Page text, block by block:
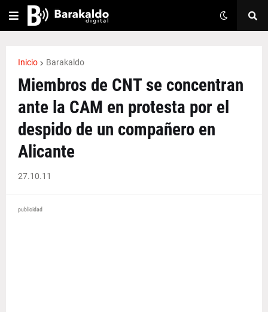
Inicio Barakaldo
Miembros de CNT se concentran
ante la CAM en protesta por el
despido de un compañero en
Alicante
27.10.11
publicidad